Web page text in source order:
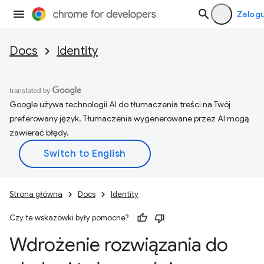
Docs Identity
Google używa technologii AI do tłumaczenia treści na Twój
preferowany język. Tłumaczenia wygenerowane przez AI mogą
zawierać błędy.
Strona główna Docs Identity
Czy te wskazówki były pomocne?
Wdrożenie rozwiązania do